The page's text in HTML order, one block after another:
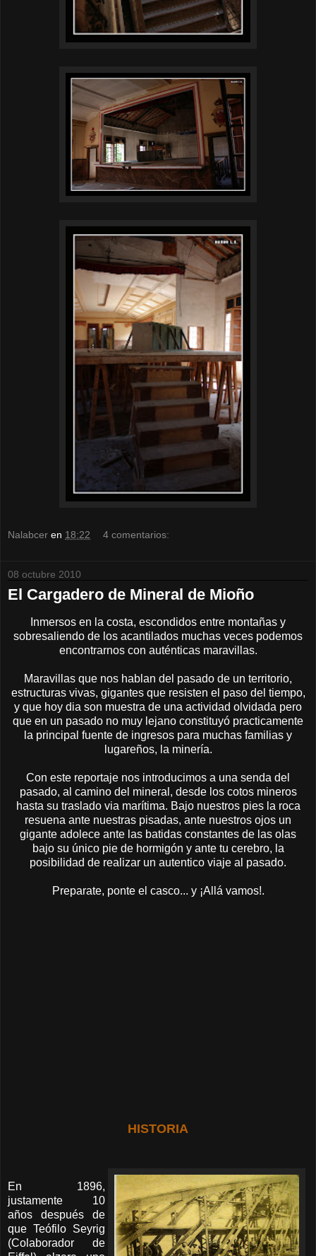
Nalabcer en 18:22 4 comentarios:
08 octubre 2010
El Cargadero de Mineral de Mioño
Inmersos en la costa, escondidos entre montañas y
sobresaliendo de los acantilados muchas veces podemos
encontrarnos con auténticas maravillas.
Maravillas que nos hablan del pasado de un territorio,
estructuras vivas, gigantes que resisten el paso del tiempo,
y que hoy dia son muestra de una actividad olvidada pero
que en un pasado no muy lejano constituyó practicamente
la principal fuente de ingresos para muchas familias y
lugareños, la minería.
Con este reportaje nos introducimos a una senda del
pasado, al camino del mineral, desde los cotos mineros
hasta su traslado via marítima. Bajo nuestros pies la roca
resuena ante nuestras pisadas, ante nuestros ojos un
gigante adolece ante las batidas constantes de las olas
bajo su único pie de hormigón y ante tu cerebro, la
posibilidad de realizar un autentico viaje al pasado.
Preparate, ponte el casco... y ¡Allá vamos!.
HISTORIA
En 1896,
justamente 10
años después de
que Teófilo Seyrig
(Colaborador de